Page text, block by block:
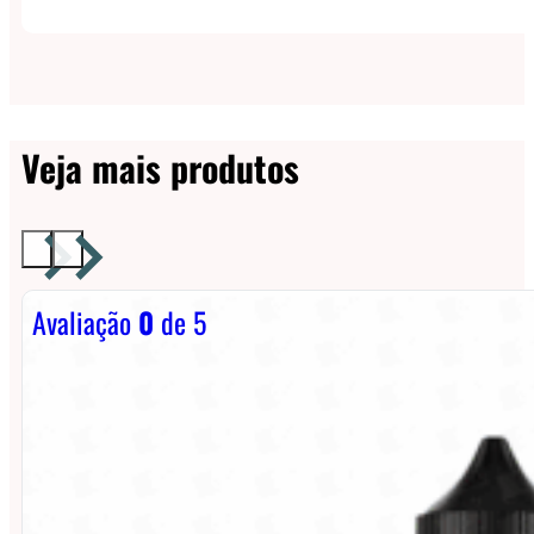
Veja mais produtos
Avaliação0 de 5